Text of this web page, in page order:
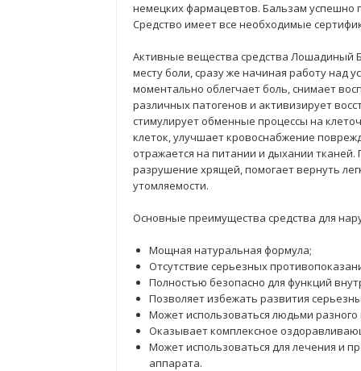
немецких фармацевтов. Бальзам успешно
Средство имеет все необходимые
Активные вещества средства Лошадиный
месту боли, сразу же начиная работу над
моментально облегчает боль, снимает
различных патогенов и активизирует
стимулирует обменные процессы на
клеток, улучшает кровоснабжение
отражается на питании и дыхании
разрушение хрящей, помогает вернуть
утомляемости.
Основные преимущества средства для
Мощная натуральная формула;
Отсутствие серьезных
Полностью безопасно для функций
Позволяет избежать развития
Может использоваться людьми разного
Оказывает комплексное
Может использоваться для лечения и
аппарата.